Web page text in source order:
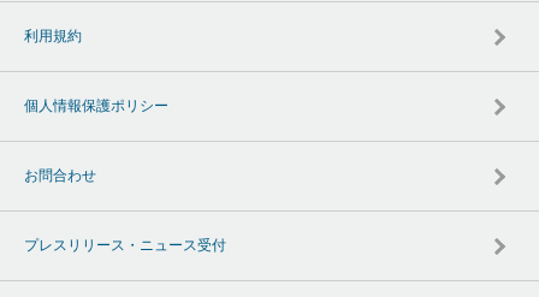
利用規約
個人情報保護ポリシー
お問合わせ
プレスリリース・ニュース受付